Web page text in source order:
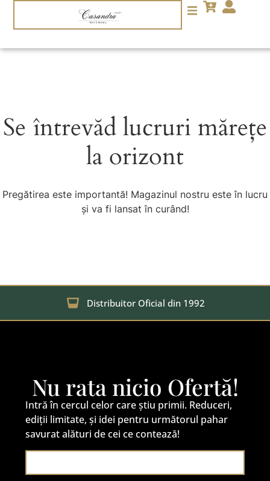
Se întrevăd lucruri mărețe
la orizont
Pregătirea este importantă! Magazinul nostru este în lucru
și va fi lansat în curând!
Distribuitor Oficial din 1992
Nu rata nicio Ofertă!
Intră în cercul celor care știu primii. Reduceri,
ediții limitate, și idei pentru următorul pahar
savurat alături de cei ce contează!